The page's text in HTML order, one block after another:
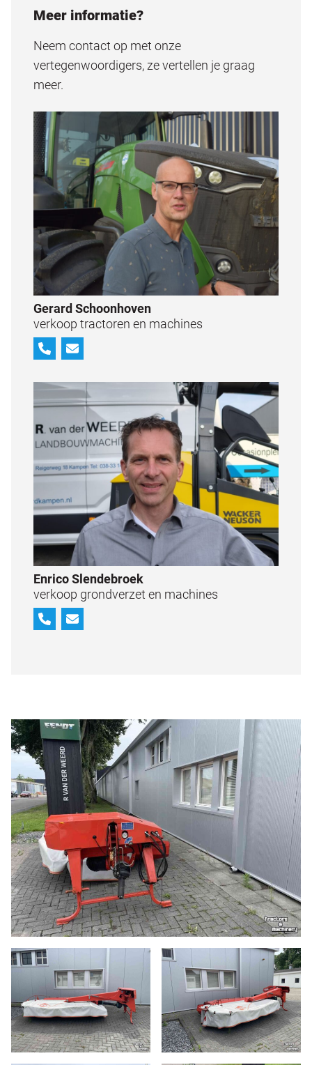
Meer informatie?
Neem contact op met onze
vertegenwoordigers, ze vertellen je graag
meer.
Gerard Schoonhoven
verkoop tractoren en machines
Enrico Slendebroek
verkoop grondverzet en machines